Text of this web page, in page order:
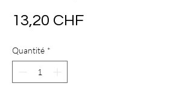
13,20 CHFPrix
Quantité *